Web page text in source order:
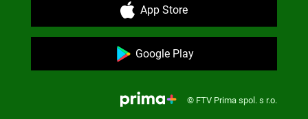
App Store
Google Play
© FTV Prima spol. s r.o.